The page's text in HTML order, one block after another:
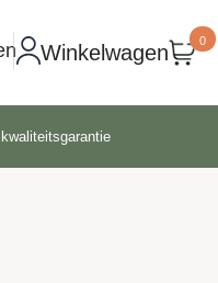
Winkelwagen 0